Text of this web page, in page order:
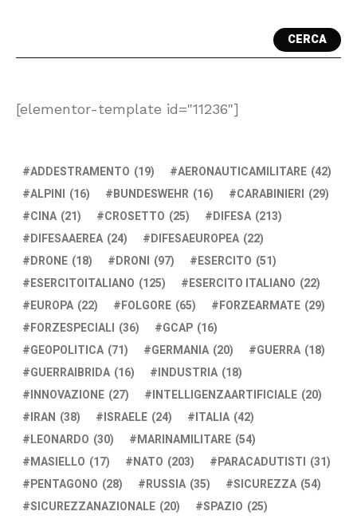
CERCA
[elementor-template id="11236"]
ADDESTRAMENTO (19) AERONAUTICAMILITARE (42)
ALPINI (16) BUNDESWEHR (16) CARABINIERI (29)
CINA (21) CROSETTO (25) DIFESA (213)
DIFESAAEREA (24) DIFESAEUROPEA (22)
DRONE (18) DRONI (97) ESERCITO (51)
ESERCITOITALIANO (125) ESERCITO ITALIANO (22)
EUROPA (22) FOLGORE (65) FORZEARMATE (29)
FORZESPECIALI (36) GCAP (16)
GEOPOLITICA (71) GERMANIA (20) GUERRA (18)
GUERRAIBRIDA (16) INDUSTRIA (18)
INNOVAZIONE (27) INTELLIGENZAARTIFICIALE (20)
IRAN (38) ISRAELE (24) ITALIA (42)
LEONARDO (30) MARINAMILITARE (54)
MASIELLO (17) NATO (203) PARACADUTISTI (31)
PENTAGONO (28) RUSSIA (35) SICUREZZA (54)
SICUREZZANAZIONALE (20) SPAZIO (25)